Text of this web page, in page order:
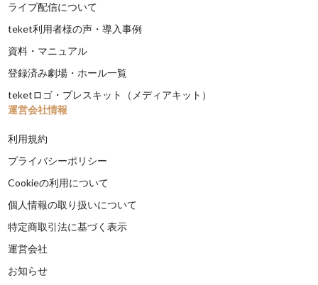
ライブ配信について
teket利用者様の声・導入事例
資料・マニュアル
登録済み劇場・ホール一覧
teketロゴ・プレスキット（メディアキット）
運営会社情報
利用規約
プライバシーポリシー
Cookieの利用について
個人情報の取り扱いについて
特定商取引法に基づく表示
運営会社
お知らせ